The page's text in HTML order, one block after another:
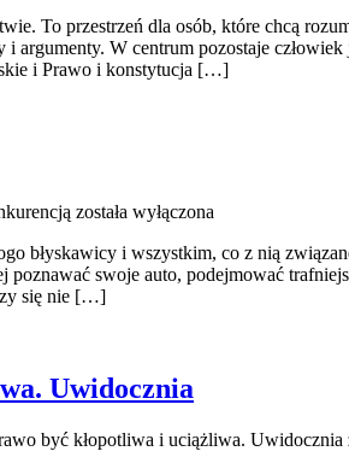
To przestrzeń dla osób, które chcą
W centrum pozostaje
i Prawo i konstytucja […]
została wyłączona
błyskawicy i wszystkim, co z nią
swoje auto, podejmować
się nie […]
Uwidocznia
być kłopotliwa i uciążliwa. Uwidocznia